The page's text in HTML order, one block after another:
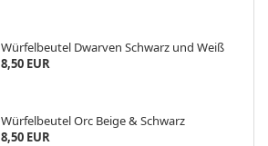
Würfelbeutel Dwarven Schwarz und Weiß
8,50 EUR
Würfelbeutel Orc Beige & Schwarz
8,50 EUR